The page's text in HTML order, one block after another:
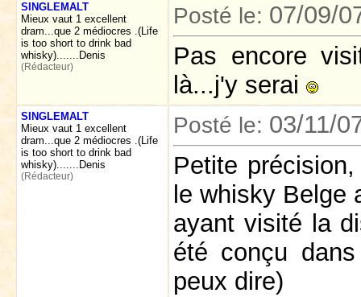
SINGLEMALT
Mieux vaut 1 excellent
dram...que 2 médiocres .(Life
is too short to drink bad
whisky).......Denis
(Rédacteur)
Posté le: 07/09/
Pas encore
là...j'y serai
SINGLEMALT
Mieux vaut 1 excellent
dram...que 2 médiocres .(Life
is too short to drink bad
whisky).......Denis
(Rédacteur)
Posté le: 03/11/
Petite
le whisky Belge
ayant visité la
été conçu
peux dire)